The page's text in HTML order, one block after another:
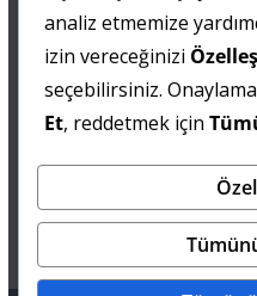
Fatma MARMARA
0 538 844 90 90
Mesut IŞIKAY
admin@sultanmagazin.com
analiz etmemize
izin vereceğinizi
seçebilirsiniz.
Et, reddetmek için